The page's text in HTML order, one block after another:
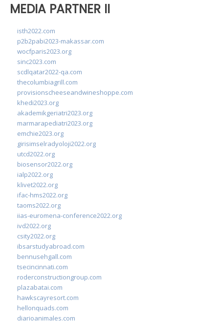
MEDIA PARTNER II
isth2022.com
p2b2pabi2023-makassar.com
wocfparis2023.org
sinc2023.com
scdlqatar2022-qa.com
thecolumbiagrill.com
provisionscheeseandwineshoppe.com
khedi2023.org
akademikgeriatri2023.org
marmarapediatri2023.org
emchie2023.org
girisimselradyoloji2022.org
utcd2022.org
biosensor2022.org
ialp2022.org
klivet2022.org
ifac-hms2022.org
taoms2022.org
iias-euromena-conference2022.org
ivd2022.org
csity2022.org
ibsarstudyabroad.com
bennusehgall.com
tsecincinnati.com
roderconstructiongroup.com
plazabatai.com
hawkscayresort.com
hellonquads.com
diarioanimales.com